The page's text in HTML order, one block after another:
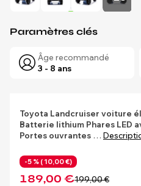
Paramètres clés
Âge recommandé
3 - 8 ans
Toyota Landcruiser voiture
Batterie lithium Phares LED
Portes ouvrantes …
-5 % ( 10,00 €)
189,00 €199,00 €